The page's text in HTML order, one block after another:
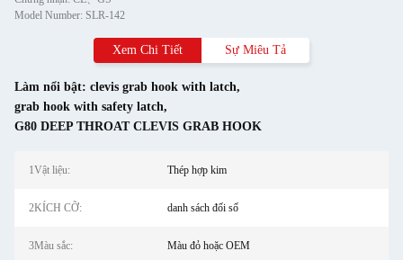
Model Number: SLR-142
Xem Chi Tiết Sự Miêu Tả
Làm nổi bật: clevis grab hook with latch,
grab hook with safety latch,
G80 DEEP THROAT CLEVIS GRAB HOOK
1Vật liệu: Thép hợp kim
2KÍCH CỠ: danh sách đối số
3Màu sắc: Màu đỏ hoặc OEM